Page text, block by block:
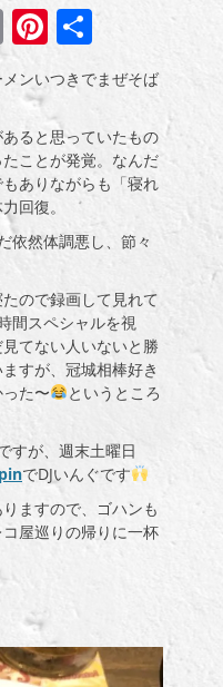
EmailPinterest
共
有
ンいつきでまぜそば
ると思っていたもの
ことが発覚。なんだ
ありながらも「寝れ
回復。
依然体調悪し、節々
ので録画して見れて
間スペシャルを視
てない人いないと勝
すが、冠城相棒好き
た〜
というところ
すが、週末土曜日
でDJいんぐです
ますので、ゴハンも
屋巡りの帰りに一杯